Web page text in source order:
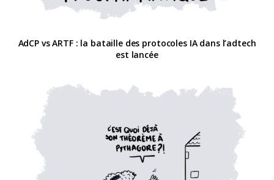
AdCP vs ARTF : la bataille des protocoles IA dans l’adtech
est lancée